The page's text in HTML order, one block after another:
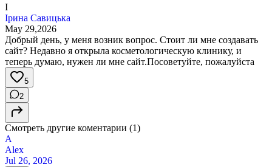
І
Ірина Савицька
May 29,2026
Добрый день, у меня возник вопрос. Стоит ли мне создавать
сайт? Недавно я открыла косметологическую клинику, и
теперь думаю, нужен ли мне сайт.Посоветуйте, пожалуйста
5
2
Смотреть другие коментарии (1)
A
Alex
Jul 26, 2026